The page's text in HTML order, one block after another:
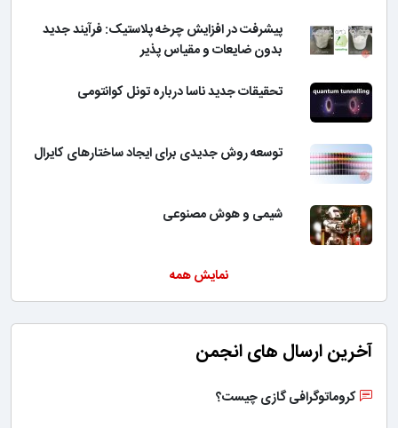
پیشرفت در افزایش چرخه پلاستیک: فرآیند جدید
بدون ضایعات و مقیاس پذیر
تحقیقات جدید ناسا درباره تونل کوانتومی
توسعه روش جدیدی برای ایجاد ساختارهای کایرال
شیمی و هوش مصنوعی
نمایش همه
آخرین ارسال های انجمن
کروماتوگرافی گازی چیست؟